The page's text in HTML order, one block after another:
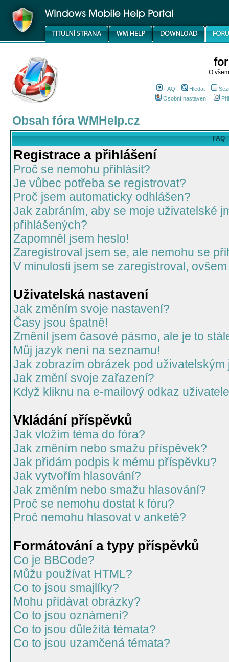
O
FAQ Hledat
Osobní nastavení
Obsah fóra WMHelp.cz
FAQ
Registrace a přihlášení
Proč se nemohu přihlásit?
Je vůbec potřeba se registrovat?
Proč jsem automaticky odhlášen?
Jak zabráním, aby se moje uživatelské
přihlášených?
Zapomněl jsem heslo!
Zaregistroval jsem se, ale nemohu se
V minulosti jsem se zaregistroval,
Uživatelská nastavení
Jak změním svoje nastavení?
Časy jsou špatně!
Změnil jsem časové pásmo, ale je to
Můj jazyk není na seznamu!
Jak zobrazím obrázek pod uživatelským
Jak změní svoje zařazení?
Když kliknu na e-mailový odkaz
Vkládání příspěvků
Jak vložím téma do fóra?
Jak změním nebo smažu příspěvek?
Jak přidám podpis k mému příspěvku?
Jak vytvořím hlasování?
Jak změním nebo smažu hlasování?
Proč se nemohu dostat k fóru?
Proč nemohu hlasovat v anketě?
Formátování a typy příspěvků
Co je BBCode?
Můžu používat HTML?
Co to jsou smajlíky?
Mohu přidávat obrázky?
Co to jsou oznámení?
Co to jsou důležitá témata?
Co to jsou uzamčená témata?